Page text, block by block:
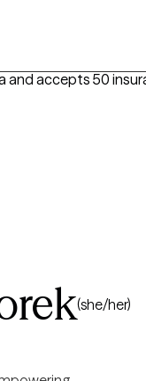
and accepts 50
(she/her)